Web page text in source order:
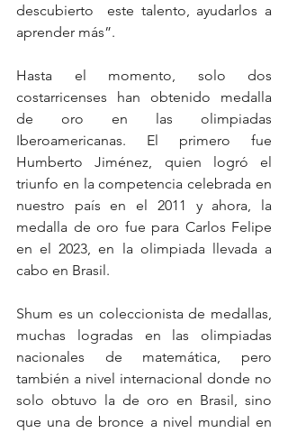
descubierto  este talento, ayudarlos a
aprender más”.
Hasta el momento, solo dos
costarricenses han obtenido medalla
de oro en las olimpiadas
Iberoamericanas. El primero fue
Humberto Jiménez, quien logró el
triunfo en la competencia celebrada en
nuestro país en el 2011 y ahora, la
medalla de oro fue para Carlos Felipe
en el 2023, en la olimpiada llevada a
cabo en Brasil.
Shum es un coleccionista de medallas,
muchas logradas en las olimpiadas
nacionales de matemática, pero
también a nivel internacional donde no
solo obtuvo la de oro en Brasil, sino
que una de bronce a nivel mundial en